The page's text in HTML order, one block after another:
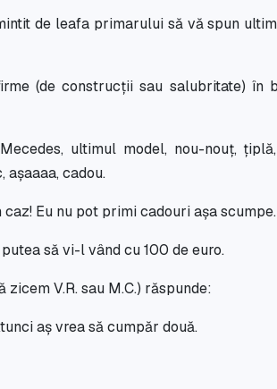
de leafa primarului să vă spun
(de construcții sau salubritate) în
ultimul model, nou-nouț,
așaaaa, cadou.
caz! Eu nu pot primi cadouri așa scumpe.
să vi-l vând cu 100 de euro.
V.R. sau M.C.) răspunde:
aș vrea să cumpăr două.